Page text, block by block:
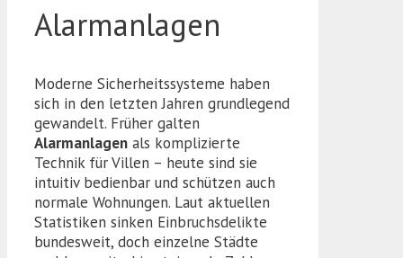
Alarmanlagen
Moderne Sicherheitssysteme haben
sich in den letzten Jahren grundlegend
gewandelt. Früher galten
Alarmanlagen als komplizierte
Technik für Villen – heute sind sie
intuitiv bedienbar und schützen auch
normale Wohnungen. Laut aktuellen
Statistiken sinken Einbruchsdelikte
bundesweit, doch einzelne Städte